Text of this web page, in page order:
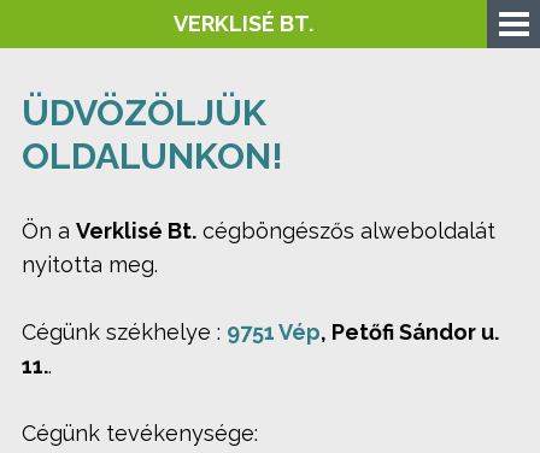
VERKLISÉ BT.
ÜDVÖZÖLJÜK
OLDALUNKON!
Ön a Verklisé Bt. cégböngészős alweboldalát
nyitotta meg.
Cégünk székhelye : 9751 Vép, Petőfi Sándor u.
11..
Cégünk tevékenysége: